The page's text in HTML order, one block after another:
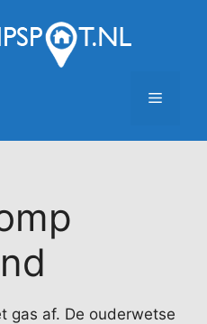
Menu
gas af. De ouderwetse